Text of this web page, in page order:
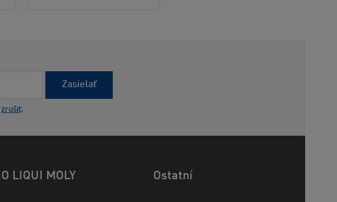
Zasielať
zrušiť.
O LIQUI MOLY Ostatní